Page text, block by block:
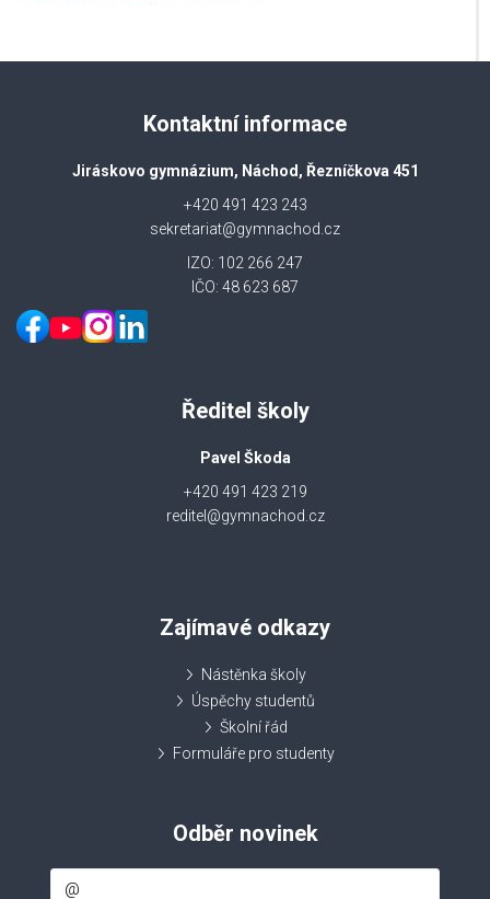
Kontaktní informace
Jiráskovo gymnázium, Náchod, Řezníčkova 451
+420 491 423 243
sekretariat@gymnachod.cz
IZO: 102 266 247
IČO: 48 623 687
Ředitel školy
Pavel Škoda
+420 491 423 219
reditel@gymnachod.cz
Zajímavé odkazy
Nástěnka školy
Úspěchy studentů
Školní řád
Formuláře pro studenty
Odběr novinek